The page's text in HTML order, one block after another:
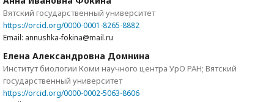
Вятский государственный университет
https://orcid.org/0000-0001-8265-8882
Email: annushka-fokina@mail.ru
Елена Александровна Домнина
Институт биологии Коми научного центра УрО РАН; Вятский
государственный университет
https://orcid.org/0000-0002-5063-8606